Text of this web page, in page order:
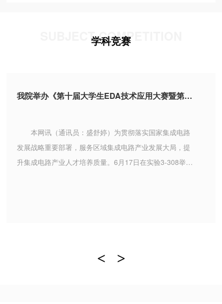
学科竞赛
SUBJECT COMPETITION
我院举办《第十届大学生EDA技术应用大赛暨第四届“青软晶芒杯”集成电路设计竞赛》
本网讯（通讯员：盛舒婷）为贯彻落实国家集成电路
发展战略重要部署，服务区域集成电路产业发展大局，提
升集成电路产业人才培养质量。6月17日在实验3-308举办
< >